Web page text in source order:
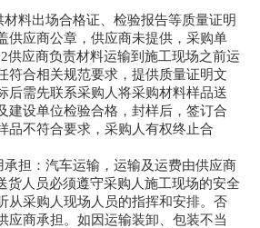
材料出场合格证、检验报告等质量证明
供应商公章，供应商未提供，采购单
供应商负责材料运输到施工现场之前运
符合相关规范要求，提供质量证明文
后需先联系采购人将采购材料样品送
建设单位检验合格，封样后，签订合
品不符合要求，采购人有权终止合
承担：汽车运输，运输及运费由供应商
货人员必须遵守采购人施工现场的安全
从采购人现场人员的指挥和安排。否
应商承担。如因运输装卸、包装不当